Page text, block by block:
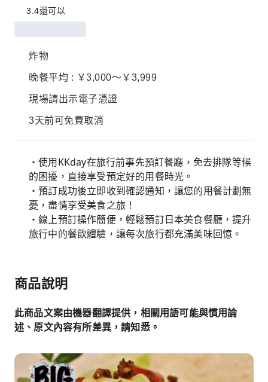
3.4還可以
炸物
晚餐平均 : ￥3,000～￥3,999
現場請出示電子憑證
3天前可免費取消
・使用KKday在旅行前事先預訂餐廳，免去排隊等候
的困擾，直接享受預定好的用餐時光。
・預訂成功後立即收到確認通知，讓您的用餐計劃無
憂，盡情享受美食之旅！
・線上預訂操作簡便，輕鬆預訂日本美食餐廳，提升
旅行中的餐飲體驗，讓每次旅行都充滿美味回憶。
商品說明
此商品文案由機器翻譯提供，相關用語可能與慣用論
述、原文內容有所差異，請知悉。